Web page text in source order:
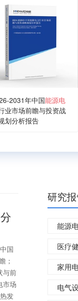
2031年中国能源电
业市场前瞻与投资战
划分析报告
国
；
与前
市场
发
研究
能源
医疗
家用
电气